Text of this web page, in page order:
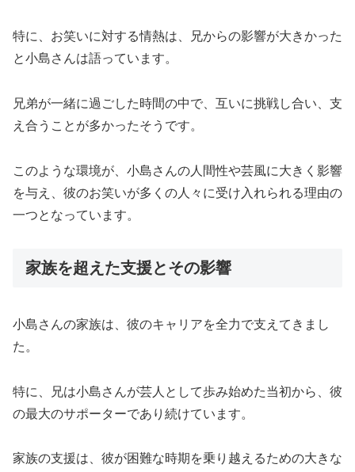
特に、お笑いに対する情熱は、兄からの影響が大きかった
と小島さんは語っています。
兄弟が一緒に過ごした時間の中で、互いに挑戦し合い、支
え合うことが多かったそうです。
このような環境が、小島さんの人間性や芸風に大きく影響
を与え、彼のお笑いが多くの人々に受け入れられる理由の
一つとなっています。
家族を超えた支援とその影響
小島さんの家族は、彼のキャリアを全力で支えてきまし
た。
特に、兄は小島さんが芸人として歩み始めた当初から、彼
の最大のサポーターであり続けています。
家族の支援は、彼が困難な時期を乗り越えるための大きな